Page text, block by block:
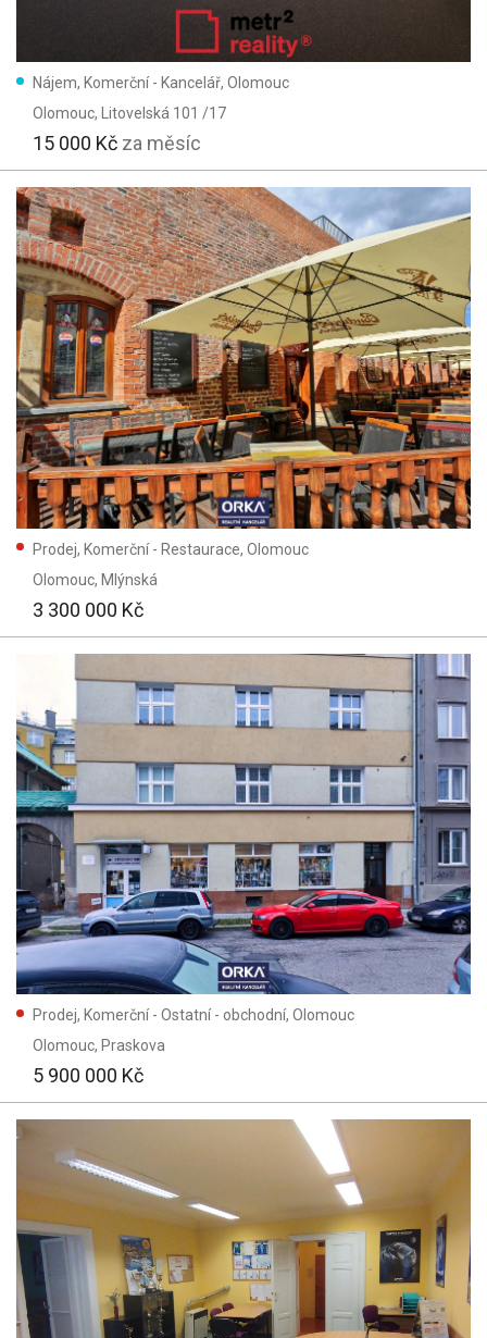
Nájem, Komerční - Kancelář, Olomouc
Olomouc, Litovelská 101 /17
15 000 Kč za měsíc
Prodej, Komerční - Restaurace, Olomouc
Olomouc, Mlýnská
3 300 000 Kč
Prodej, Komerční - Ostatní - obchodní, Olomouc
Olomouc, Praskova
5 900 000 Kč